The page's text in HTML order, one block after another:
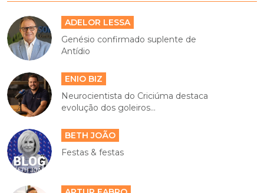
ADELOR LESSA
Genésio confirmado suplente de
Antídio
ENIO BIZ
Neurocientista do Criciúma destaca
evolução dos goleiros...
BETH JOÃO
Festas & festas